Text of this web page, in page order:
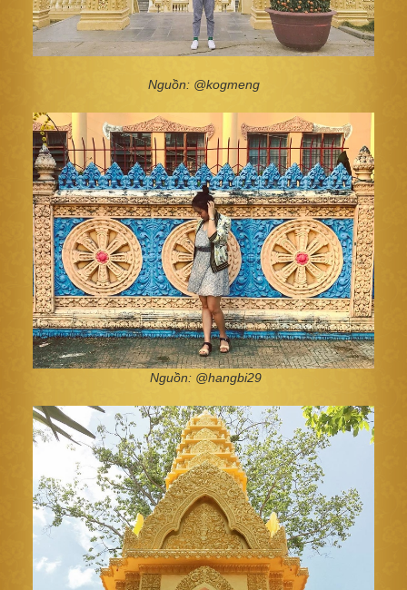
Nguồn: @kogmeng
Nguồn: @hangbi29